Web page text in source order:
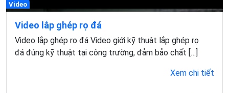
Video
Video lắp ghép rọ đá
Video lắp ghép rọ đá Video giới kỹ thuật lắp ghép rọ
đá đúng kỹ thuật tại công trường, đảm bảo chất […]
Xem chi tiết